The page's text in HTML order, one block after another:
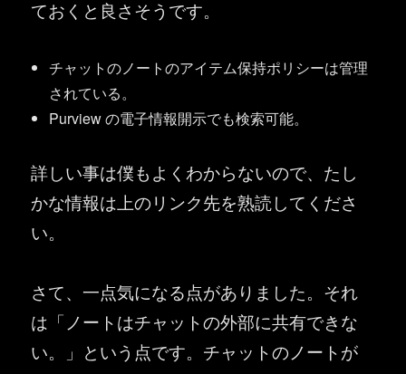
ておくと良さそうです。
チャットのノートのアイテム保持ポリシーは管理
されている。
Purview の電子情報開示でも検索可能。
詳しい事は僕もよくわからないので、たし
かな情報は上のリンク先を熟読してくださ
い。
さて、一点気になる点がありました。それ
は「ノートはチャットの外部に共有できな
い。」という点です。チャットのノートが